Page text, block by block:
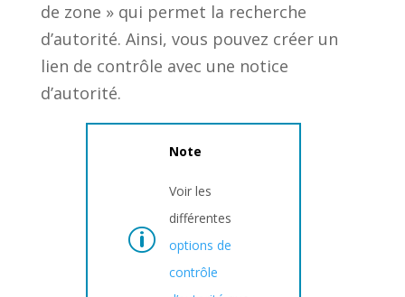
de zone » qui permet la recherche
d’autorité. Ainsi, vous pouvez créer un
lien de contrôle avec une notice
d’autorité.
Note
Voir les
différentes
options de
contrôle